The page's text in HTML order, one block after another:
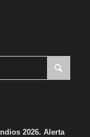
2026. Alerta